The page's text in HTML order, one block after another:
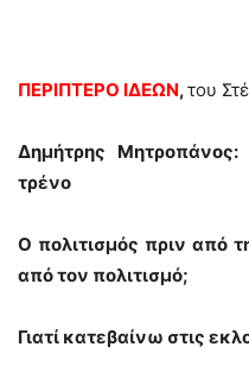
ΠΕΡΙΠΤΕΡΟ ΙΔΕΩΝ,του
Δημήτρης
τρένο
Ο πολιτισμός πριν από
από τον πολιτισμό;
Γιατί κατεβαίνω στις